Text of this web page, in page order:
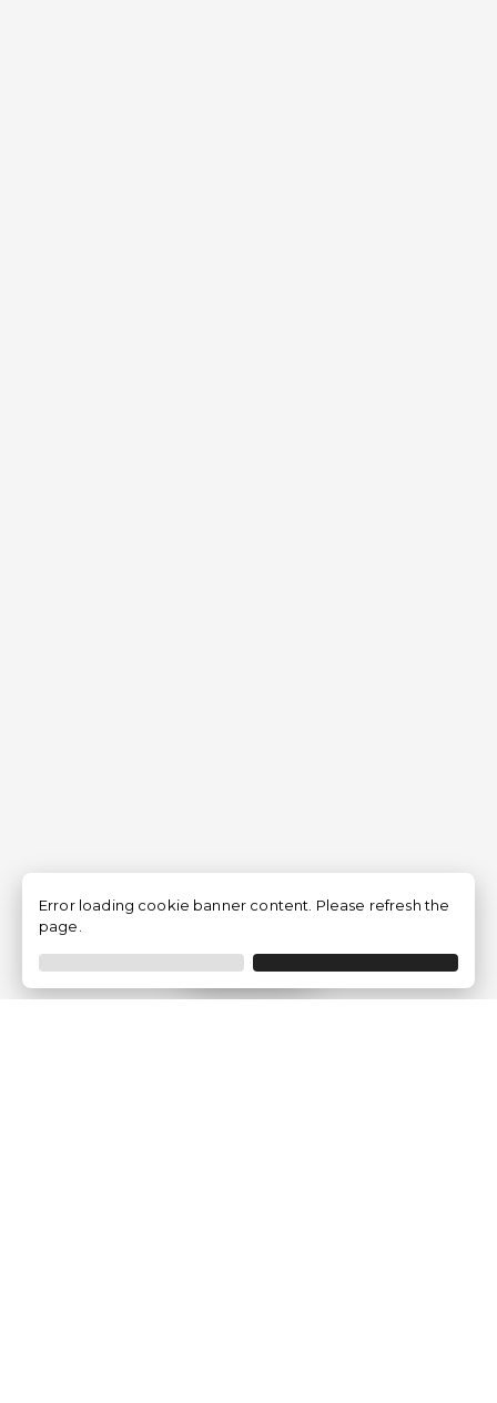
Filtrer
Error loading cookie banner content. Please refresh the
page.